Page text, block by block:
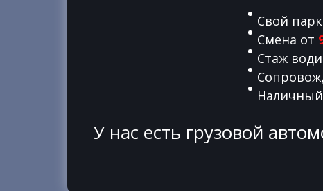
Свой
Смена от
Стаж
У нас есть грузовой